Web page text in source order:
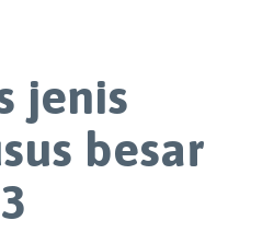
jenis
besar